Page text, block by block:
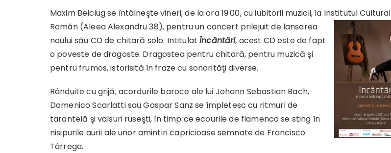
Maxim Belciug se întâlneşte vineri, de la ora 19.00, cu iubitorii muzicii, la Institutul Cultural
Român (Aleea Alexandru 38), pentru un concert prilejuit de lansarea
noului său CD de chitară solo. IntitulatÎncântări, acest CD este de fapt
o poveste de dragoste. Dragostea pentru chitară, pentru muzică şi
pentru frumos, istorisită în fraze cu sonorităţi diverse.
Rânduite cu grijă, acordurile baroce ale lui Johann Sebastian Bach,
Domenico Scarlatti sau Gaspar Sanz se împletesc cu ritmuri de
tarantelă şi valsuri ruseşti, în timp ce ecourile de flamenco se sting în
nisipurile aurii ale unor amintiri capricioase semnate de Francisco
Tárrega.